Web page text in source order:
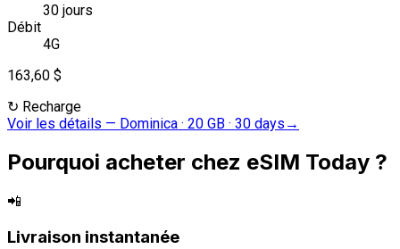
30 jours
Débit
4G
163,60 $
↻ Recharge
Voir les détails — Dominica · 20 GB · 30 days →
Pourquoi acheter chez eSIM Today ?
📲
Livraison instantanée